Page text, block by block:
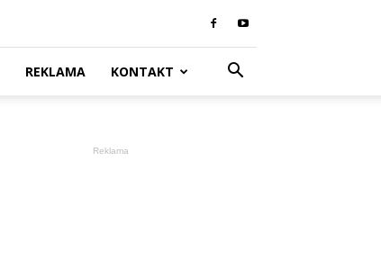
REKLAMA KONTAKT
Reklama